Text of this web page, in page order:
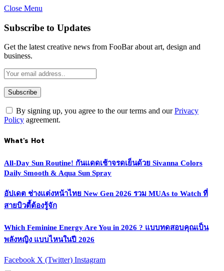
Close Menu
Subscribe to Updates
Get the latest creative news from FooBar about art, design and
business.
By signing up, you agree to the our terms and ourPrivacy
Policy agreement.
What's Hot
All-Day Sun Routine! กันแดดเช้าจรดเย็นด้วย Sivanna Colors
Daily Smooth & Aqua Sun Spray
อัปเดต ช่างแต่งหน้าไทย New Gen 2026 รวม MUAs to Watch ที่
สายบิวตี้ต้องรู้จัก
Which Feminine Energy Are You in 2026 ? แบบทดสอบคุณเป็น
พลังหญิง แบบไหนในปี 2026
Facebook X (Twitter) Instagram